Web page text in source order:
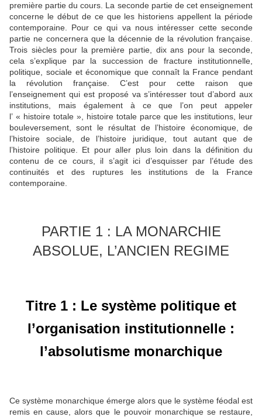
première partie du cours. La seconde partie de cet enseignement
concerne le début de ce que les historiens appellent la période
contemporaine. Pour ce qui va nous intéresser cette seconde
partie ne concernera que la décennie de la révolution française.
Trois siècles pour la première partie, dix ans pour la seconde,
cela s’explique par la succession de fracture institutionnelle,
politique, sociale et économique que connaît la France pendant
la révolution française. C’est pour cette raison que
l’enseignement qui est proposé va s’intéresser tout d’abord aux
institutions, mais également à ce que l’on peut appeler
l’ « histoire totale », histoire totale parce que les institutions, leur
bouleversement, sont le résultat de l’histoire économique, de
l’histoire sociale, de l’histoire juridique, tout autant que de
l’histoire politique. Et pour aller plus loin dans la définition du
contenu de ce cours, il s’agit ici d’esquisser par l’étude des
continuités et des ruptures les institutions de la France
contemporaine.
PARTIE 1 : LA MONARCHIE
ABSOLUE, L’ANCIEN REGIME
Titre 1 : Le système politique et
l’organisation institutionnelle :
l’absolutisme monarchique
Ce système monarchique émerge alors que le système féodal est
remis en cause, alors que le pouvoir monarchique se restaure,